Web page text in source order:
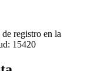
registro en la
15420